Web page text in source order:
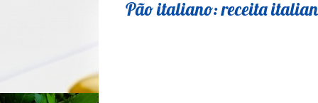
Pão italiano: receita